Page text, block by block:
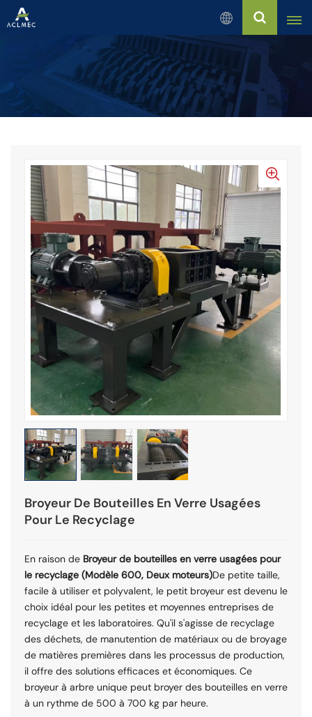
Français
English
Русский
بالعربية
Français
Português
Broyeur De Bouteilles En Verre Usagées
Pour Le Recyclage
En raison de Broyeur de bouteilles en verre usagées pour
le recyclage (Modèle 600, Deux moteurs)De petite taille,
facile à utiliser et polyvalent, le petit broyeur est devenu le
choix idéal pour les petites et moyennes entreprises de
recyclage et les laboratoires. Qu'il s'agisse de recyclage
des déchets, de manutention de matériaux ou de broyage
de matières premières dans les processus de production,
il offre des solutions efficaces et économiques. Ce
broyeur à arbre unique peut broyer des bouteilles en verre
à un rythme de 500 à 700 kg par heure.